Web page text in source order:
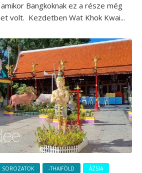
Bangkoknak ez a része még
volt. Kezdetben Wat Khok Kwai...
SOROZATOK -THAIFÖLD ÁZSIA